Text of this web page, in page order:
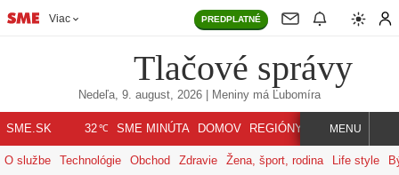
Viac PREDPLATNÉ
Tlačové správy
Nedeľa, 9. august, 2026 | Meniny má Ľubomíra
SME.SK 32℃ SME MINÚTA DOMOV REGIÓNY INDEX SVET
MENU
O službe Technológie Obchod Zdravie Žena, šport, rodina Life style